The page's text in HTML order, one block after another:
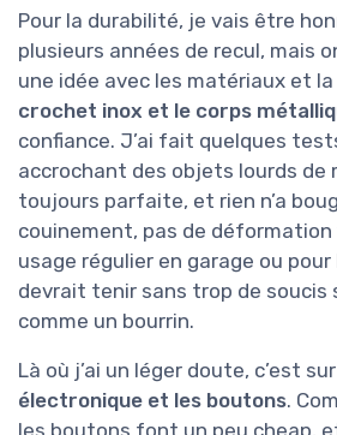
Pour la durabilité, je vais être
plusieurs années de recul, mais
une idée avec les matériaux et
crochet inox et le corps
confiance. J’ai fait quelques
accrochant des objets lourds de
toujours parfaite, et rien n’a
couinement, pas de déformation
usage régulier en garage ou pour
devrait tenir sans trop de soucis
comme un bourrin.
Là où j’ai un léger doute, c’est
électronique et les boutons.